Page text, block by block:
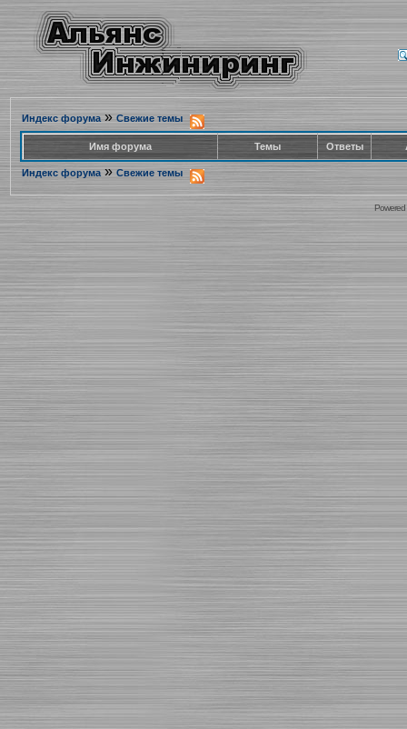
Индекс форума» Свежие темы
Имя форума Темы Ответы
Индекс форума » Свежие темы